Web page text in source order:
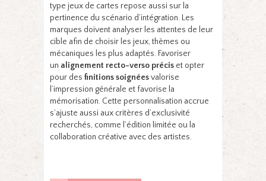
type jeux de cartes repose aussi sur la
pertinence du scénario d’intégration. Les
marques doivent analyser les attentes de leur
cible afin de choisir les jeux, thèmes ou
mécaniques les plus adaptés. Favoriser
un alignement recto-verso précis et opter
pour des finitions soignéesvalorise
l’impression générale et favorise la
mémorisation. Cette personnalisation accrue
s’ajuste aussi aux critères d’exclusivité
recherchés, comme l’édition limitée ou la
collaboration créative avec des artistes.